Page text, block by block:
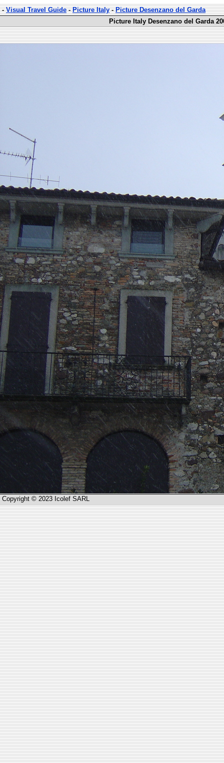
-Visual Travel Guide-Picture Italy-Picture Desenzano del Garda
Picture Italy Desenzano del Garda
Copyright © 2023 Icolef SARL